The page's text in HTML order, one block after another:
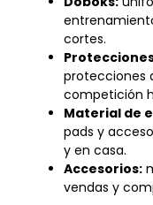
cortes.
protecciones
competición
Material de
pads y
y en casa.
Accesorios:
vendas y